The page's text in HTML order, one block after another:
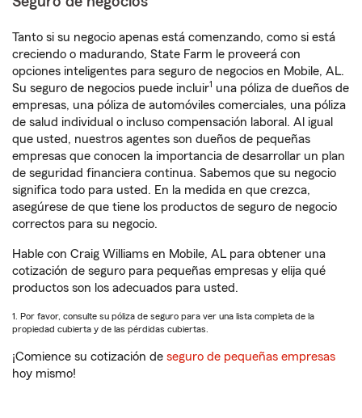
Tanto si su negocio apenas está comenzando, como si está
creciendo o madurando, State Farm le proveerá con
opciones inteligentes para seguro de negocios en Mobile, AL.
Su seguro de negocios puede incluir1 una póliza de dueños de
empresas, una póliza de automóviles comerciales, una póliza
de salud individual o incluso compensación laboral. Al igual
que usted, nuestros agentes son dueños de pequeñas
empresas que conocen la importancia de desarrollar un plan
de seguridad financiera continua. Sabemos que su negocio
significa todo para usted. En la medida en que crezca,
asegúrese de que tiene los productos de seguro de negocio
correctos para su negocio.
Hable con Craig Williams en Mobile, AL para obtener una
cotización de seguro para pequeñas empresas y elija qué
productos son los adecuados para usted.
1. Por favor, consulte su póliza de seguro para ver una lista completa de la
propiedad cubierta y de las pérdidas cubiertas.
¡Comience su cotización de seguro de pequeñas empresas
hoy mismo!